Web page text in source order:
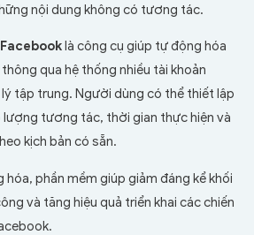
nội dung không có tương tác.
là công cụ giúp tự động hóa
qua hệ thống nhiều tài khoản
tập trung. Người dùng có thể thiết lập
lượng tương tác, thời gian thực hiện và
kịch bản có sẵn.
hóa, phần mềm giúp giảm đáng kể khối
và tăng hiệu quả triển khai các chiến